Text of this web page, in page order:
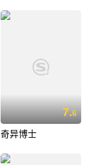
7.6
奇异博士